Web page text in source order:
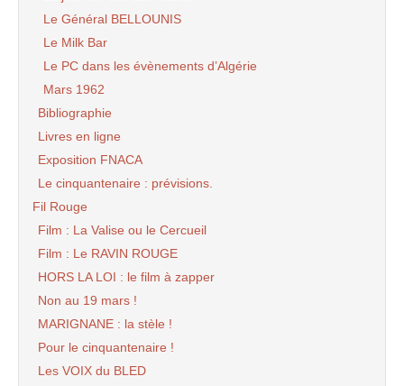
Le Général BELLOUNIS
Le Milk Bar
Le PC dans les évènements d’Algérie
Mars 1962
Bibliographie
Livres en ligne
Exposition FNACA
Le cinquantenaire : prévisions.
Fil Rouge
Film : La Valise ou le Cercueil
Film : Le RAVIN ROUGE
HORS LA LOI : le film à zapper
Non au 19 mars !
MARIGNANE : la stèle !
Pour le cinquantenaire !
Les VOIX du BLED